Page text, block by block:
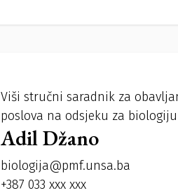
Viši stručni saradnik za
poslova na odsjeku za biologiju
Adil Džano
biologija@pmf.unsa.ba
+387 033 xxx xxx